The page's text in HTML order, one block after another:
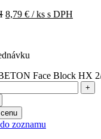
8,79 € / ks s DPH
Face Block HX
zoznamu